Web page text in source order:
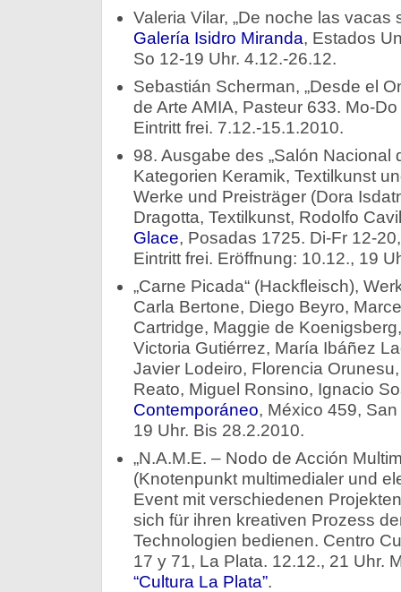
Valeria Vilar, „De noche las vacas
Galería Isidro Miranda, Estados
So 12-19 Uhr. 4.12.-26.12.
Sebastián Scherman, „Desde el
de Arte AMIA, Pasteur 633. Mo-
Eintritt frei. 7.12.-15.1.2010.
98. Ausgabe des „Salón Nacional
Kategorien Keramik, Textilkunst
Werke und Preisträger (Dora
Dragotta, Textilkunst, Rodolfo
Glace, Posadas 1725. Di-Fr 12-
Eintritt frei. Eröffnung: 10.12., 19
„Carne Picada“ (Hackfleisch),
Carla Bertone, Diego Beyro,
Cartridge, Maggie de
Victoria Gutiérrez, María Ibáñez
Javier Lodeiro, Florencia
Reato, Miguel Ronsino, Ignacio
Contemporáneo, México 459,
19 Uhr. Bis 28.2.2010.
„N.A.M.E. – Nodo de Acción
(Knotenpunkt multimedialer und
Event mit verschiedenen
sich für ihren kreativen Prozess
Technologien bedienen. Centro
17 y 71, La Plata. 12.12., 21 Uhr.
“Cultura La Plata”.